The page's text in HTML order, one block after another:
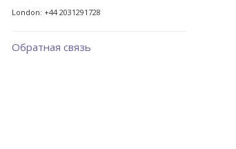
London: +44 2031291728
Обратная связь